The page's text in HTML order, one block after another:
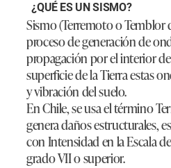
¿QUÉ ES UN SISMO?
Sismo (Terremoto o Temblor
proceso de generación de
propagación por el interior de
superficie de la Tierra estas
y vibración del suelo.
En Chile, se usa el término
genera daños estructurales,
con Intensidad en la Escala
grado VII o superior.